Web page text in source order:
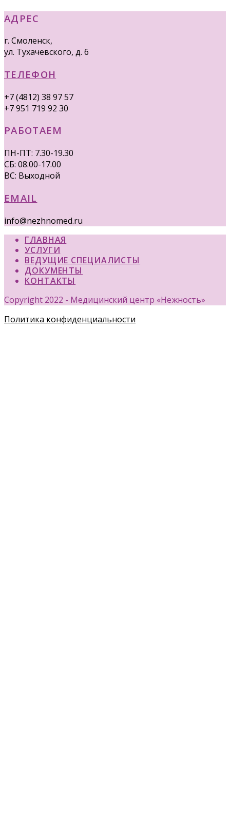
АДРЕС
г. Смоленск,
ул. Тухачевского, д. 6
ТЕЛЕФОН
+7 (4812) 38 97 57
+7 951 719 92 30
РАБОТАЕМ
ПН-ПТ: 7.30-19.30
СБ: 08.00-17.00
ВС: Выходной
EMAIL
info@nezhnomed.ru
ГЛАВНАЯ
УСЛУГИ
ВЕДУЩИЕ СПЕЦИАЛИСТЫ
ДОКУМЕНТЫ
КОНТАКТЫ
Copyright 2022 - Медицинский центр «Нежность»
Политика конфиденциальности